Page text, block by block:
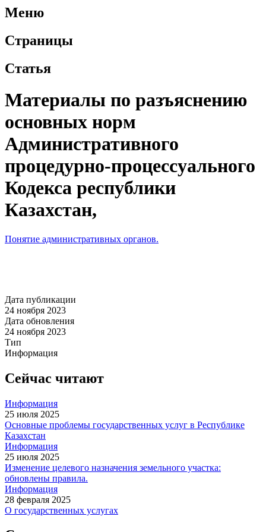
Меню
Страницы
Статья
Материалы по разъяснению
основных норм
Административного
процедурно-процессуального
Кодекса республики
Казахстан,
Понятие административных органов.
Дата публикации
24 ноября 2023
Дата обновления
24 ноября 2023
Тип
Информация
Сейчас читают
Информация
25 июля 2025
Основные проблемы государственных услуг в Республике
Казахстан
Информация
25 июля 2025
Изменение целевого назначения земельного участка:
обновлены правила.
Информация
28 февраля 2025
О государственных услугах